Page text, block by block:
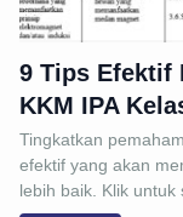
9 Tips Efektif
KKM IPA
Tingkatkan
efektif yang akan
lebih baik. Klik untuk